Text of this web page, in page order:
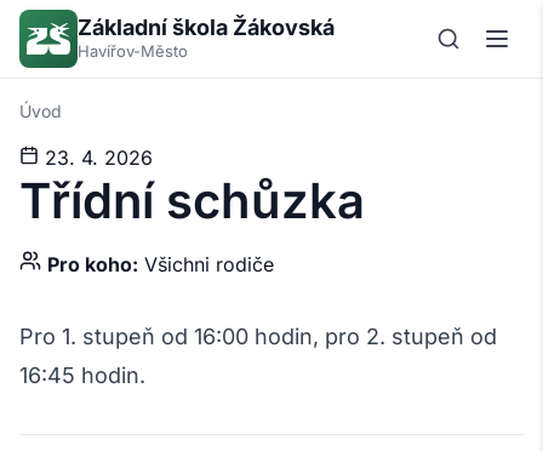
Základní škola Žákovská
Havířov-Město
Úvod
23. 4. 2026
Třídní schůzka
Pro koho: Všichni rodiče
Pro 1. stupeň od 16:00 hodin, pro 2. stupeň od
16:45 hodin.